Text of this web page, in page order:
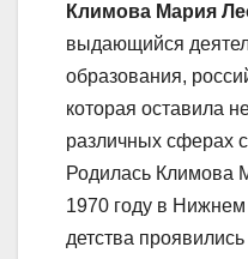
Климова Мария
выдающийся
образования,
которая оставила
различных сферах
Родилась Климова
1970 году в
детства